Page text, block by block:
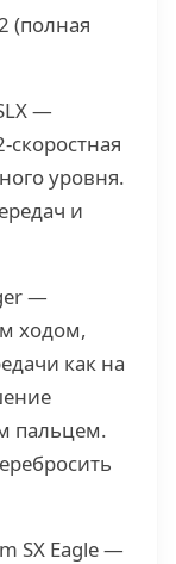
(полная
—
уровня.
и
—
ходом,
как на
пальцем.
SX Eagle —